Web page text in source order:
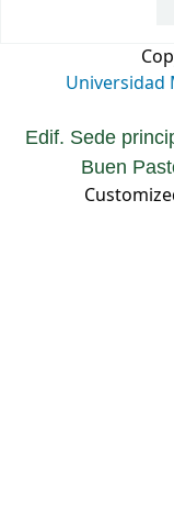
Universidad
Edif. Sede
Buen